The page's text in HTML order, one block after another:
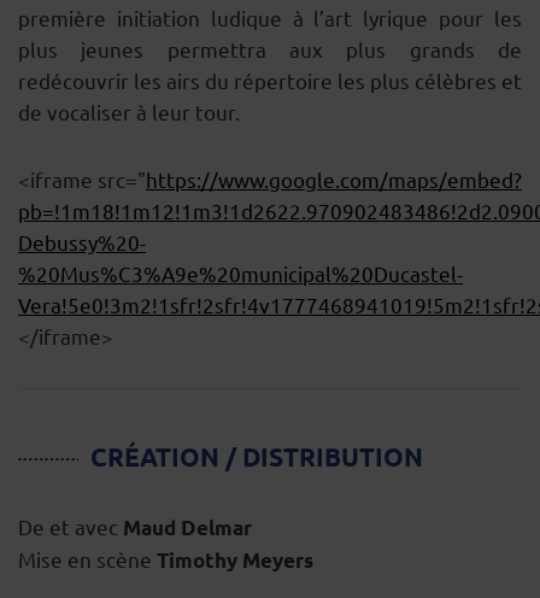
première initiation ludique à l’art lyrique pour les
plus jeunes permettra aux plus grands de
redécouvrir les airs du répertoire les plus célèbres et
de vocaliser à leur tour.
<iframe src="https://www.google.com/maps/embed?
Debussy%20-
%20Mus%C3%A9e%20municipal%20Ducastel-
</iframe>
CRÉATION / DISTRIBUTION
De et avec Maud Delmar
Mise en scène Timothy Meyers